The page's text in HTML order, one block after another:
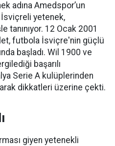
adına Amedspor’un
İsviçreli yetenek,
tanınıyor. 12 Ocak 2001
futbola İsviçre'nin güçlü
başladı. Wil 1900 ve
başarılı
Serie A kulüplerinden
dikkatleri üzerine çekti.
giyen yetenekli